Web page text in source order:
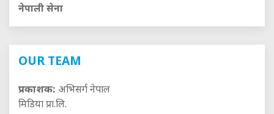
नेपाली सेना
OUR TEAM
प्रकाशक: अभिसर्ग नेपाल
मिडिया प्रा.लि.